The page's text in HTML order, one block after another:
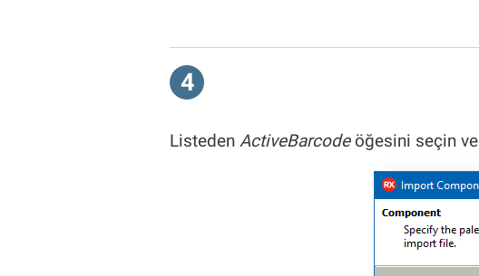
4
Listeden ActiveBarcodeöğesini seçin ve